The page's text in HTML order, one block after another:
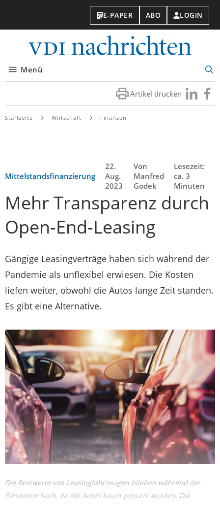
E-PAPER ABO LOGIN
Menü
Artikel drucken Besuchen
Sie
Sie
Startseite Wirtschaft Finanzen
Mittelstandsfinanzierung
22.
Aug.
2023
Von
Manfred
Godek
Lesezeit:
ca. 3
Minuten
Mehr Transparenz durch
Open-End-Leasing
Gängige Leasingverträge haben sich während der
Pandemie als unflexibel erwiesen. Die Kosten
liefen weiter, obwohl die Autos lange Zeit standen.
Es gibt eine Alternative.
Die Restwerte von Leasingfahrzeugen blieben während der
Pandemie hoch, da die Autos kaum genutzt wurden. Die